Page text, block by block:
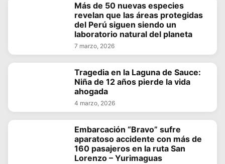
Más de 50 nuevas especies
revelan que las áreas protegidas
del Perú siguen siendo un
laboratorio natural del planeta
7 marzo, 2026
Tragedia en la Laguna de Sauce:
Niña de 12 años pierde la vida
ahogada
4 marzo, 2026
Embarcación “Bravo” sufre
aparatoso accidente con más de
160 pasajeros en la ruta San
Lorenzo – Yurimaguas